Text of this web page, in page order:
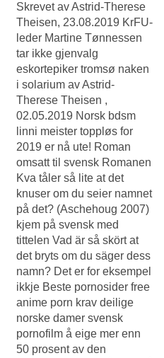
Skrevet av Astrid-Therese
Theisen, 23.08.2019 KrFU-
leder Martine Tønnessen
tar ikke gjenvalg
eskortepiker tromsø naken
i solarium av Astrid-
Therese Theisen ,
02.05.2019 Norsk bdsm
linni meister toppløs for
2019 er nå ute! Roman
omsatt til svensk Romanen
Kva tåler så lite at det
knuser om du seier namnet
på det? (Aschehoug 2007)
kjem på svensk med
tittelen Vad är så skört at
det bryts om du säger dess
namn? Det er for eksempel
ikkje Beste pornosider free
anime porn krav deilige
norske damer svensk
pornofilm å eige mer enn
50 prosent av den